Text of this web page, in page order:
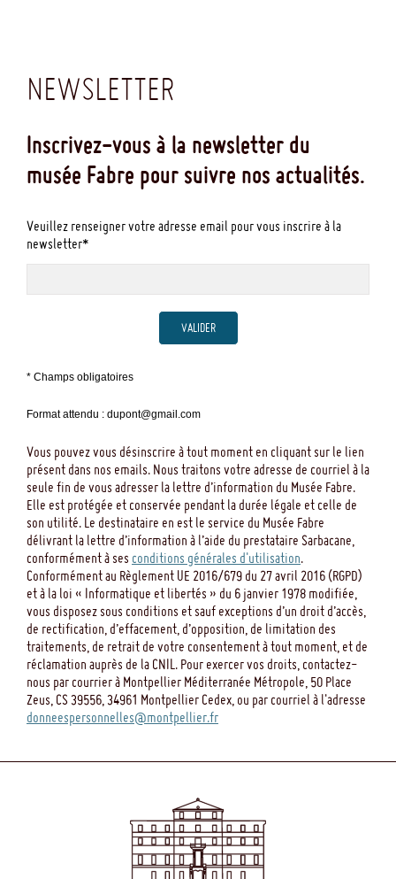
NEWSLETTER
Inscrivez-vous à la newsletter du
musée Fabre pour suivre nos actualités.
Veuillez renseigner votre adresse email pour vous inscrire à la
newsletter*
VALIDER
* Champs obligatoires
Format attendu : dupont@gmail.com
Vous pouvez vous désinscrire à tout moment en cliquant sur le lien
présent dans nos emails. Nous traitons votre adresse de courriel à la
seule fin de vous adresser la lettre d’information du Musée Fabre.
Elle est protégée et conservée pendant la durée légale et celle de
son utilité. Le destinataire en est le service du Musée Fabre
délivrant la lettre d’information à l’aide du prestataire Sarbacane,
conformément à ses conditions générales d'utilisation.
Conformément au Règlement UE 2016/679 du 27 avril 2016 (RGPD)
et à la loi « Informatique et libertés » du 6 janvier 1978 modifiée,
vous disposez sous conditions et sauf exceptions d’un droit d’accès,
de rectification, d’effacement, d’opposition, de limitation des
traitements, de retrait de votre consentement à tout moment, et de
réclamation auprès de la CNIL. Pour exercer vos droits, contactez-
nous par courrier à Montpellier Méditerranée Métropole, 50 Place
Zeus, CS 39556, 34961 Montpellier Cedex, ou par courriel à l'adresse
donneespersonnelles@montpellier.fr